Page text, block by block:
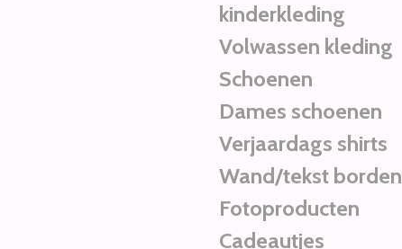
kinderkleding
Volwassen kleding
Schoenen
Dames schoenen
Verjaardags shirts
Wand/tekst borden
Fotoproducten
Cadeautjes